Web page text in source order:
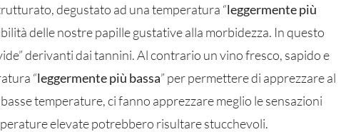
degustato ad una temperatura “leggermente più
delle nostre papille gustative alla morbidezza. In questo
derivanti dai tannini. Al contrario un vino fresco, sapido e
“leggermente più bassa” per permettere di apprezzare al
temperature, ci fanno apprezzare meglio le sensazioni
elevate potrebbero risultare stucchevoli.